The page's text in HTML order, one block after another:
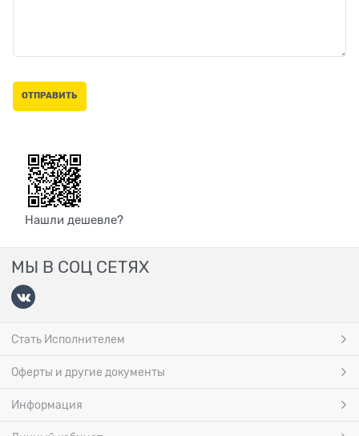
Нашли дешевле?
МЫ В СОЦ СЕТЯХ
Стать Исполнителем
Оферты и другие документы
Информация